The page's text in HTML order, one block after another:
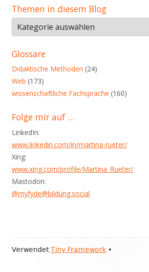
Themen in diesem Blog
Themen
in
diesem
Blog
Glossare
Didaktische Methoden (24)
Web (173)
wissenschaftliche Fachsprache (160)
Folge mir auf …
LinkedIn:
www.linkedin.com/in/martina-rueter/
Xing:
www.xing.com/profile/Martina_Rueter/
Mastodon:
@myfyde@bildung.social
Footer
VerwendetTiny Framework •